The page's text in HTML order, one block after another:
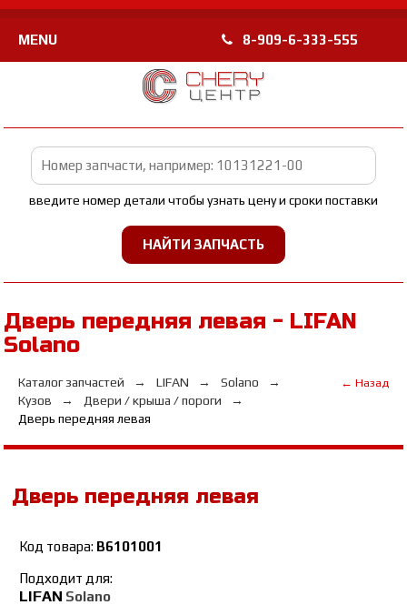
MENU 8-909-6-333-555
введите номер детали чтобы узнать цену и сроки поставки
Дверь передняя левая - LIFAN
Solano
Каталог запчастей LIFAN
Solano
Кузов
Двери / крыша / пороги
Дверь передняя левая
← Назад
Дверь передняя левая
Код товара: B6101001
Подходит для:
LIFAN Solano